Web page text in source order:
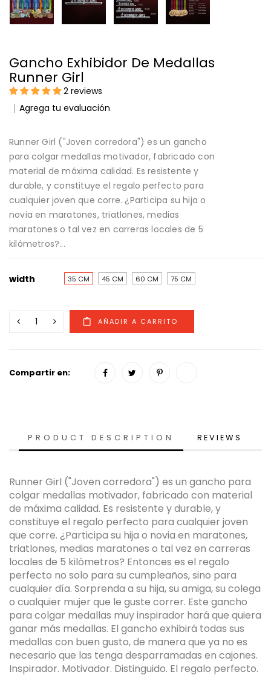
Gancho Exhibidor De Medallas
Runner Girl
2 reviews
Agrega tu evaluación
Runner Girl ("Joven corredora") es un gancho
para colgar medallas motivador, fabricado con
material de máxima calidad. Es resistente y
durable, y constituye el regalo perfecto para
cualquier joven que corre. ¿Participa su hija o
novia en maratones, triatlones, medias
maratones o tal vez en carreras locales de 5
kilómetros?...
width 35 CM 45 CM 60 CM 75 CM
Compartir en:
PRODUCT DESCRIPTION REVIEWS
Runner Girl ("Joven corredora") es un gancho para
colgar medallas motivador, fabricado con material
de máxima calidad. Es resistente y durable, y
constituye el regalo perfecto para cualquier joven
que corre. ¿Participa su hija o novia en maratones,
triatlones, medias maratones o tal vez en carreras
locales de 5 kilómetros? Entonces es el regalo
perfecto no solo para su cumpleaños, sino para
cualquier día. Sorprenda a su hija, su amiga, su colega
o cualquier mujer que le guste correr. Este gancho
para colgar medallas muy inspirador hará que quiera
ganar más medallas. El gancho exhibirá todas sus
medallas con buen gusto, de manera que ya no es
necesario que las tenga desparramadas en cajones.
Inspirador. Motivador. Distinguido. El regalo perfecto.